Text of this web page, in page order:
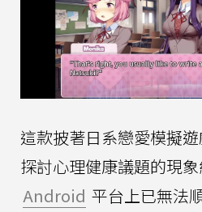
這款披著日系戀愛模擬
探討心理健康議題的現
Android 平台上已無法